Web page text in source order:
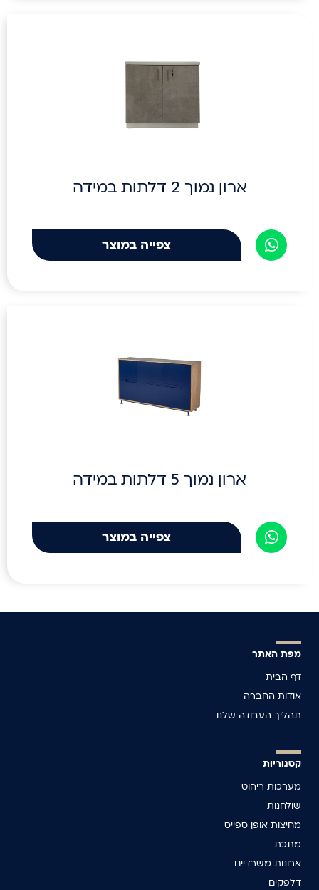
ארון נמוך 2 דלתות במידה
צפייה במוצר
ארון נמוך 5 דלתות במידה
צפייה במוצר
מפת האתר
דף הבית
אודות החברה
תהליך העבודה שלנו
קטגוריות
מערכות ריהוט
שולחנות
מחיצות אופן ספייס
מתכת
ארונות משרדיים
דלפקים